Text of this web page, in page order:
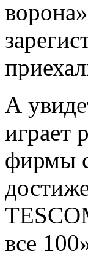
А
играет
фирмы
все